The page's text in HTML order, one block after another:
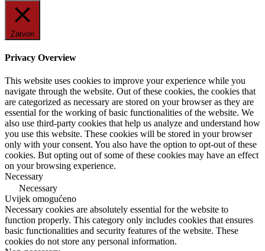
Zatvori
Privacy Overview
This website uses cookies to improve your experience while you
navigate through the website. Out of these cookies, the cookies that
are categorized as necessary are stored on your browser as they are
essential for the working of basic functionalities of the website. We
also use third-party cookies that help us analyze and understand how
you use this website. These cookies will be stored in your browser
only with your consent. You also have the option to opt-out of these
cookies. But opting out of some of these cookies may have an effect
on your browsing experience.
Necessary
Necessary
Uvijek omogućeno
Necessary cookies are absolutely essential for the website to
function properly. This category only includes cookies that ensures
basic functionalities and security features of the website. These
cookies do not store any personal information.